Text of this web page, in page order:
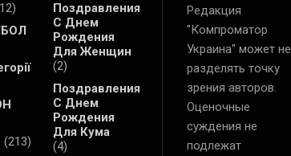
(213)
Поздравления
С Днем
Рождения
Для Женщин
(2)
Поздравления
С Днем
Рождения
Для Кума
(4)
Редакция
"Компроматор
Украина" может не
разделять точку
зрения авторов.
Оценочные
суждения не
подлежат